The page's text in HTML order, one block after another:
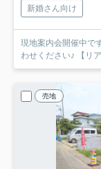
新婚さん向け
現地案内会開催中です！ 平
わせく
売地